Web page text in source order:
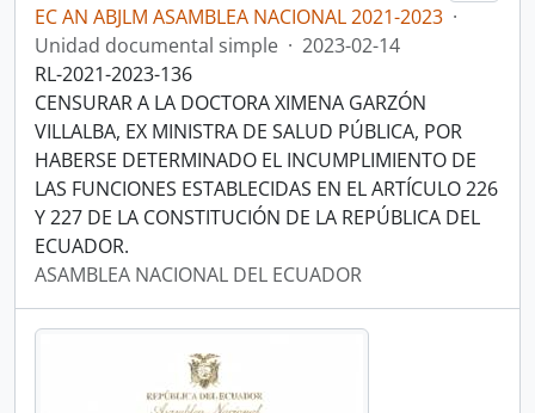
EC AN ABJLM ASAMBLEA NACIONAL 2021-2023 ·
Unidad documental simple · 2023-02-14
RL-2021-2023-136
CENSURAR A LA DOCTORA XIMENA GARZÓN
VILLALBA, EX MINISTRA DE SALUD PÚBLICA, POR
HABERSE DETERMINADO EL INCUMPLIMIENTO DE
LAS FUNCIONES ESTABLECIDAS EN EL ARTÍCULO 226
Y 227 DE LA CONSTITUCIÓN DE LA REPÚBLICA DEL
ECUADOR.
ASAMBLEA NACIONAL DEL ECUADOR